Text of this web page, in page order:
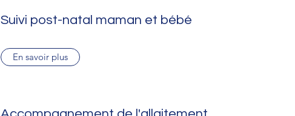
Suivi post-natal maman et bébé
En savoir plus